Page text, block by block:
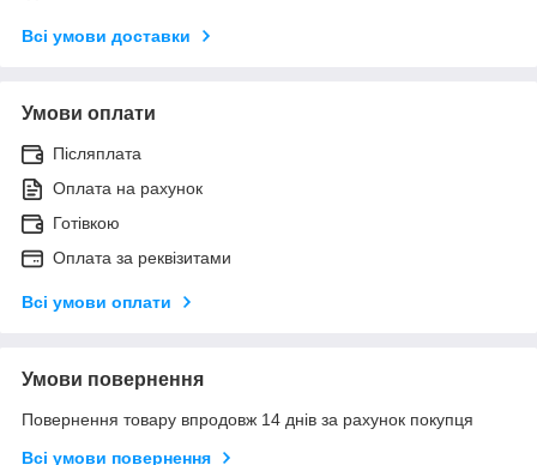
Всі умови доставки
Умови оплати
Післяплата
Оплата на рахунок
Готівкою
Оплата за реквізитами
Всі умови оплати
Умови повернення
Повернення товару впродовж 14 днів за рахунок покупця
Всі умови повернення